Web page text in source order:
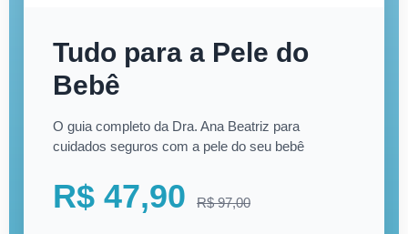
Tudo para a Pele do
Bebê
O guia completo da Dra. Ana Beatriz para
cuidados seguros com a pele do seu bebê
R$ 47,90 R$ 97,00